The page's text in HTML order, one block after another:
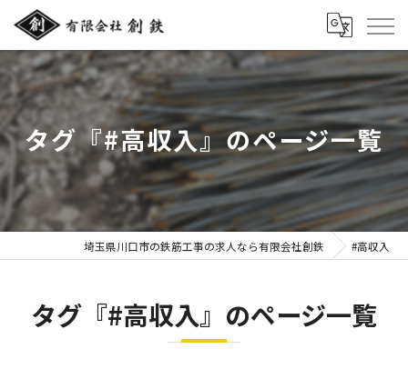
タグ『#高収入』のページ一覧
埼玉県川口市の鉄筋工事の求人なら有限会社創鉄 #高収入
タグ『#高収入』のページ一覧